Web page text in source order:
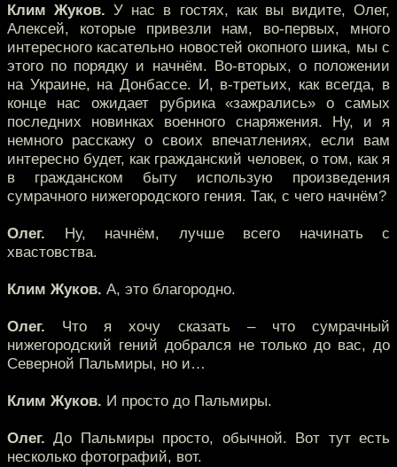
Клим Жуков. У нас в гостях, как вы видите, Олег,
Алексей, которые привезли нам, во-первых, много
интересного касательно новостей окопного шика, мы с
этого по порядку и начнём. Во-вторых, о положении
на Украине, на Донбассе. И, в-третьих, как всегда, в
конце нас ожидает рубрика «зажрались» о самых
последних новинках военного снаряжения. Ну, и я
немного расскажу о своих впечатлениях, если вам
интересно будет, как гражданский человек, о том, как я
в гражданском быту использую произведения
сумрачного нижегородского гения. Так, с чего начнём?
Олег. Ну, начнём, лучше всего начинать с
хвастовства.
Клим Жуков. А, это благородно.
Олег. Что я хочу сказать – что сумрачный
нижегородский гений добрался не только до вас, до
Северной Пальмиры, но и…
Клим Жуков. И просто до Пальмиры.
Олег. До Пальмиры просто, обычной. Вот тут есть
несколько фотографий, вот.